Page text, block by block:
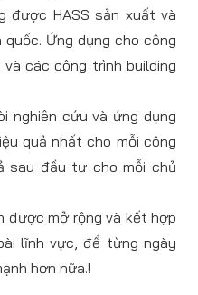
được HASS sản xuất và
Ứng dụng cho công
các công trình building
nghiên cứu và ứng dụng
quả nhất cho mỗi công
sau đầu tư cho mỗi chủ
được mở rộng và kết hợp
lĩnh vực, để từng ngày
hơn nữa.!